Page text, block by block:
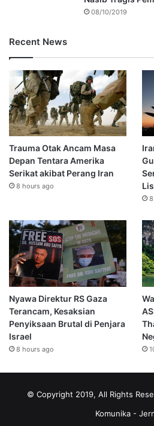
08/10/2019
Recent News
Trauma Otak Ancam Masa
Depan Tentara Amerika
Serikat akibat Perang Iran
8 hours ago
Nyawa Direktur RS Gaza
Terancam, Kesaksian
Penyiksaan Brutal di Penjara
Israel
8 hours ago
© Copyright 2019, All Rights
Komunika -